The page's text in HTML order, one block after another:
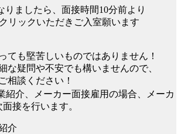
りましたら、面接時間10分前より
リックいただきご入室願います
ても堅苦しいものではありません！
な疑問や不安でも構いませんので、
相談ください！
紹介、メーカー面接雇用の場合、メーカ
接を行います。
介